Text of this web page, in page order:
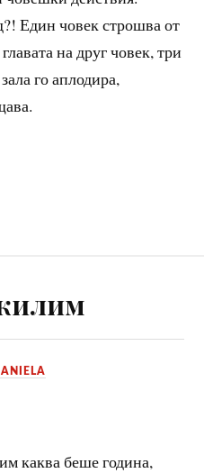
Един човек строшва от
на друг човек, три
го аплодира,
каква беше година,